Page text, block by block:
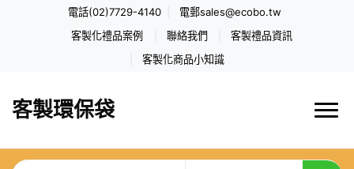
電話(02)7729-4140 電郵sales@ecobo.tw
客製化禮品案例 聯絡我們 客製禮品資訊
客製化商品小知識
客製環保袋